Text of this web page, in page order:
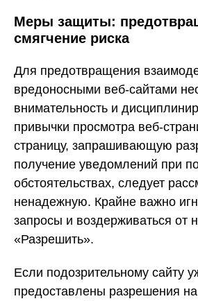
Меры защиты:
смягчение риска
Для предотвращения
вредоносными веб-сайтами
внимательность и
привычки просмотра веб-
страницу, запрашивающую
получение уведомлений при
обстоятельствах, следует
ненадежную. Крайне важно
запросы и воздерживаться от
«Разрешить».
Если подозрительному сайту
предоставлены разрешения на